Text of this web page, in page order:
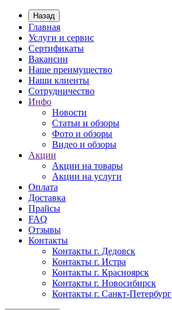
Назад
Главная
Услуги и сервис
Сертификаты
Вакансии
Наше преимущество
Наши клиенты
Сотрудничество
Инфо
Новости
Статьи и обзоры
Фото и обзоры
Видео и обзоры
Акции
Акции на товары
Акции на услуги
Оплата
Доставка
Прайсы
FAQ
Отзывы
Контакты
Контакты г. Дедовск
Контакты г. Истра
Контакты г. Красноярск
Контакты г. Новосибирск
Контакты г. Санкт-Петербург